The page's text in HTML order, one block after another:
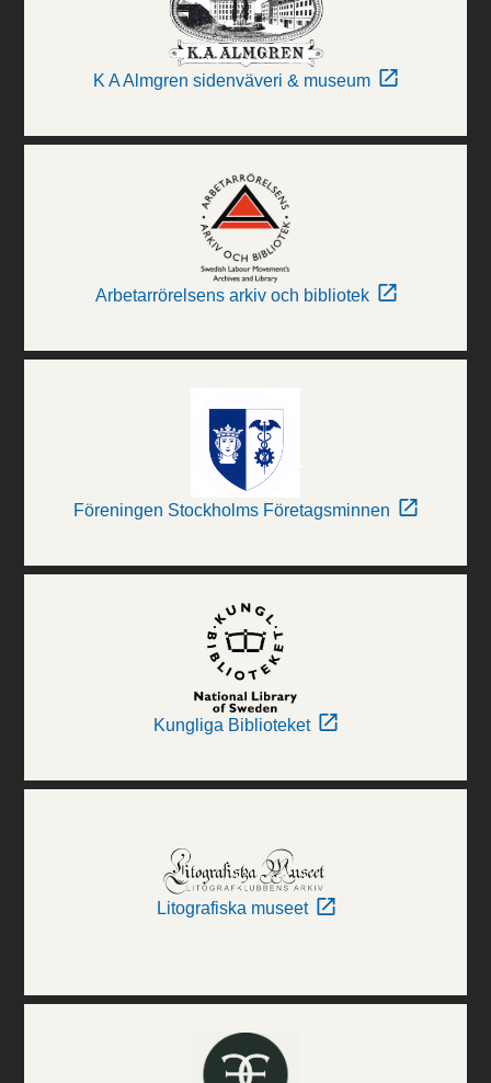
K A Almgren sidenväveri & museum
Arbetarrörelsens arkiv och bibliotek
Föreningen Stockholms Företagsminnen
Kungliga Biblioteket
Litografiska museet